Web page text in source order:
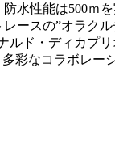
水性能は500ｍ
ースの”オラク
ルド・ディカプ
多彩なコラボレー